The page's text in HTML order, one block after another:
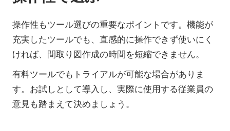
操作性もツール選びの重要なポイントです。機能が
充実したツールでも、直感的に操作できず使いにく
ければ、間取り図作成の時間を短縮できません。
有料ツールでもトライアルが可能な場合がありま
す。お試しとして導入し、実際に使用する従業員の
意見も踏まえて決めましょう。